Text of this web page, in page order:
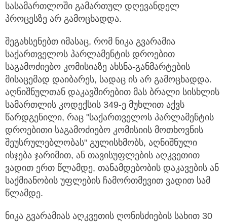
სასამართლოში გამართულ დღევანდელ
პროცესზე არ გამოცხადდა.
შეგახსენებთ იმასაც, რომ ნიკა გვარამია
საქართველოს პარლამენტის დროებით
საგამოძიებო კომისიაზე ახსნა-განმარტების
მისაცემად დაიბარეს, სადაც ის არ გამოცხადდა.
აღნიშნულთან დაკავშირებით მას ბრალი სისხლის
სამართლის კოდექსის 349-ე მუხლით აქვს
წარდგენილი, რაც "საქართველოს პარლამენტის
დროებითი საგამოძიებო კომისიის მოთხოვნის
შეუსრულებლობას" გულისხმობს, აღნიშნული
ისჯება ჯარიმით, ან თავისუფლების აღკვეთით
ვადით ერთ წლამდე, თანამდებობის დაკავების ან
საქმიანობის უფლების ჩამორთმევით ვადით სამ
წლამდე.
ნიკა გვარამიას აღკვეთის ღონისძიების სახით 30